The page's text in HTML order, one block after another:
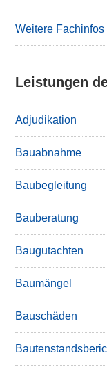
Weitere Fachinfos
Leistungen
Adjudikation
Bauabnahme
Baubegleitung
Bauberatung
Baugutachten
Baumängel
Bauschäden